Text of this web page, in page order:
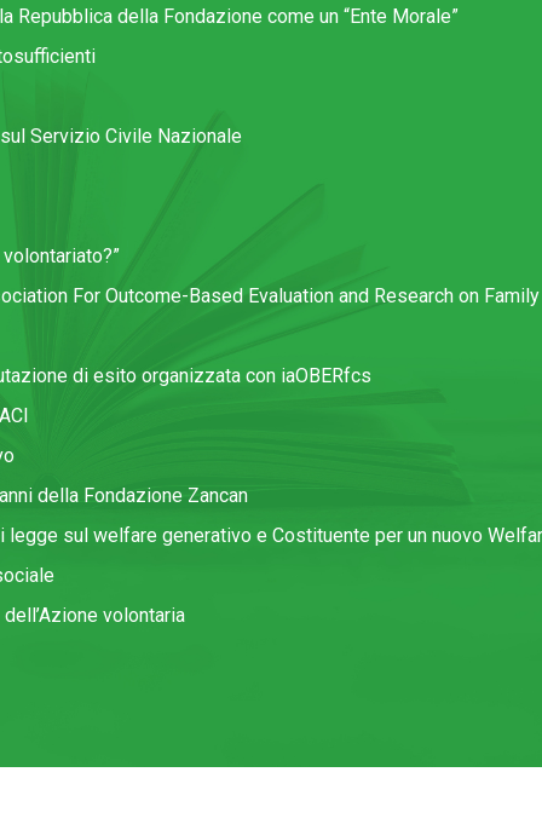
della Fondazione come un “Ente Morale”
Servizio Civile Nazionale
For Outcome-Based Evaluation and Research on Family
di esito organizzata con iaOBERfcs
della Fondazione Zancan
sul welfare generativo e Costituente per un nuovo
volontaria